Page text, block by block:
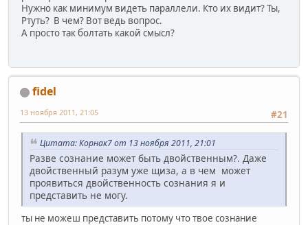
Нужно как минимум видеть параллели. Кто их видит? Ты,
Ртуть? В чем? Вот ведь вопрос.
А просто так болтать какой смысл?
fidel
#21
13 ноября 2011, 21:05
Цитата: Корнак7 от 13 ноября 2011, 21:01
Разве сознание может быть двойственным?. Даже
двойственный разум уже щиза, а в чем может
проявиться двойственность сознания я и
представить не могу.
ты не можеш представить потому что твое сознание